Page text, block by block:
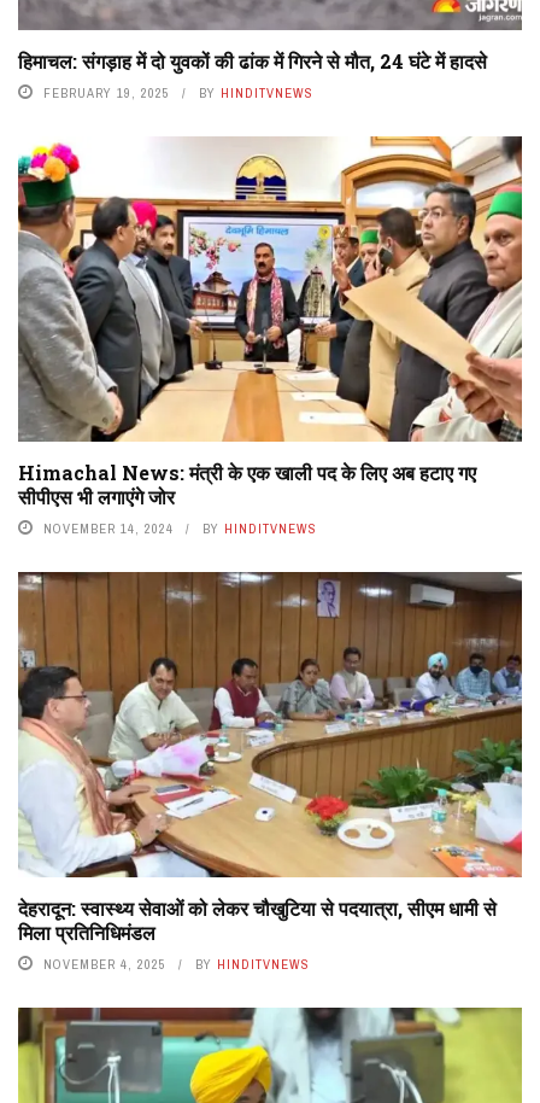
हिमाचल: संगड़ाह में दो युवकों की ढांक में गिरने से मौत, 24 घंटे में हादसे
FEBRUARY 19, 2025 BY HINDITVNEWS
Himachal News: मंत्री के एक खाली पद के लिए अब हटाए गए
सीपीएस भी लगाएंगे जोर
NOVEMBER 14, 2024 BY HINDITVNEWS
देहरादून: स्वास्थ्य सेवाओं को लेकर चौखुटिया से पदयात्रा, सीएम धामी से
मिला प्रतिनिधिमंडल
NOVEMBER 4, 2025 BY HINDITVNEWS